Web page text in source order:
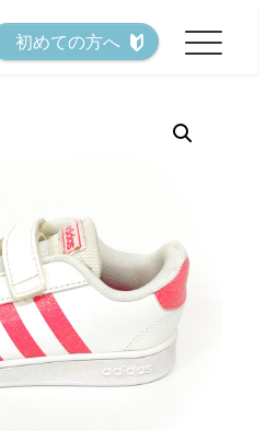
初めての方へ